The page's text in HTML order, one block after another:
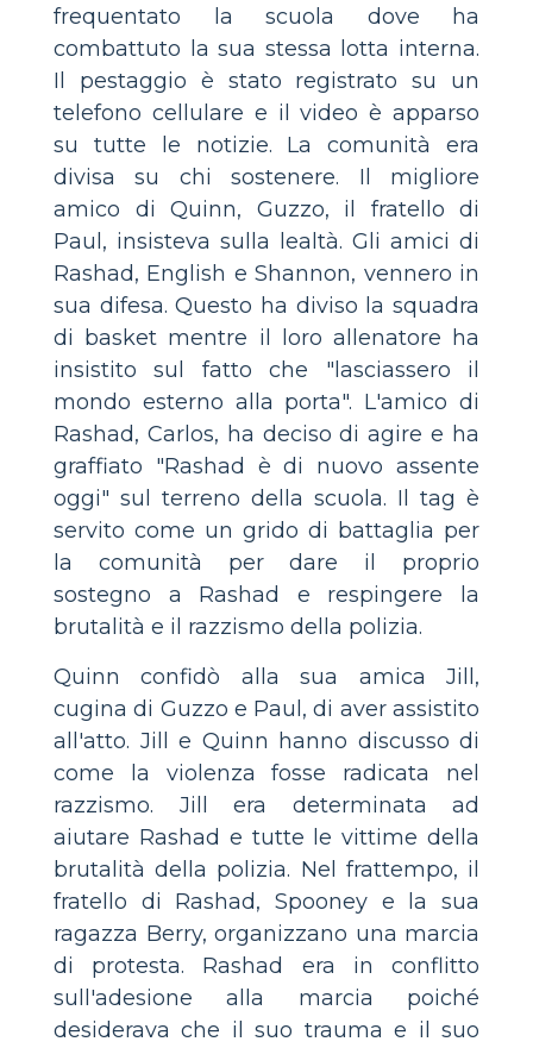
frequentato la scuola dove ha
combattuto la sua stessa lotta interna.
Il pestaggio è stato registrato su un
telefono cellulare e il video è apparso
su tutte le notizie. La comunità era
divisa su chi sostenere. Il migliore
amico di Quinn, Guzzo, il fratello di
Paul, insisteva sulla lealtà. Gli amici di
Rashad, English e Shannon, vennero in
sua difesa. Questo ha diviso la squadra
di basket mentre il loro allenatore ha
insistito sul fatto che "lasciassero il
mondo esterno alla porta". L'amico di
Rashad, Carlos, ha deciso di agire e ha
graffiato "Rashad è di nuovo assente
oggi" sul terreno della scuola. Il tag è
servito come un grido di battaglia per
la comunità per dare il proprio
sostegno a Rashad e respingere la
brutalità e il razzismo della polizia.
Quinn confidò alla sua amica Jill,
cugina di Guzzo e Paul, di aver assistito
all'atto. Jill e Quinn hanno discusso di
come la violenza fosse radicata nel
razzismo. Jill era determinata ad
aiutare Rashad e tutte le vittime della
brutalità della polizia. Nel frattempo, il
fratello di Rashad, Spooney e la sua
ragazza Berry, organizzano una marcia
di protesta. Rashad era in conflitto
sull'adesione alla marcia poiché
desiderava che il suo trauma e il suo